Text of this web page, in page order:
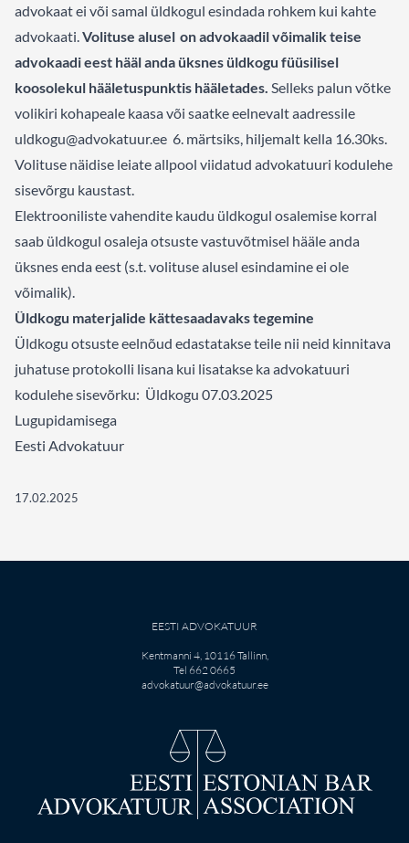
advokaat ei või samal üldkogul esindada rohkem kui kahte
advokaati.Volituse alusel on advokaadil võimalik teise
advokaadi eest hääl anda üksnes üldkogu füüsilisel
koosolekul hääletuspunktis hääletades. Selleks palun võtke
volikiri kohapeale kaasa või saatke eelnevalt aadressile
uldkogu@advokatuur.ee 6. märtsiks, hiljemalt kella 16.30ks.
Volituse näidise leiate allpool viidatud advokatuuri kodulehe
sisevõrgu kaustast.
Elektrooniliste vahendite kaudu üldkogul osalemise korral
saab üldkogul osaleja otsuste vastuvõtmisel hääle anda
üksnes enda eest (s.t. volituse alusel esindamine ei ole
võimalik).
Üldkogu materjalide kättesaadavaks tegemine
Üldkogu otsuste eelnõud edastatakse teile nii neid kinnitava
juhatuse protokolli lisana kui lisatakse ka advokatuuri
kodulehe sisevõrku: Üldkogu 07.03.2025
Lugupidamisega
Eesti Advokatuur
17.02.2025
EESTI ADVOKATUUR
Kentmanni 4, 10116 Tallinn,
Tel 662 0665
advokatuur@advokatuur.ee